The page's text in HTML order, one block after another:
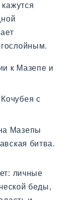
к Мазепе и
с
Мазепы
битва.
личные
беды,